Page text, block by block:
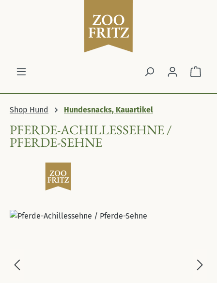
Shop Hund Hundesnacks, Kauartikel
PFERDE-ACHILLESSEHNE /
PFERDE-SEHNE
Bildergalerie überspringen